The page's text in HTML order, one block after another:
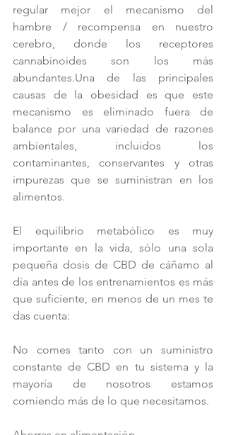
regular mejor el mecanismo del
hambre / recompensa en nuestro
cerebro, donde los receptores
cannabinoides son los más
abundantes.Una de las principales
causas de la obesidad es que este
mecanismo es eliminado fuera de
balance por una variedad de razones
ambientales, incluidos los
contaminantes, conservantes y otras
impurezas que se suministran en los
alimentos.
El equilibrio metabólico es muy
importante en la vida, sólo una sola
pequeña dosis de CBD de cáñamo al
día antes de los entrenamientos es más
que suficiente, en menos de un mes te
das cuenta:
No comes tanto con un suministro
constante de CBD en tu sistema y la
mayoría de nosotros estamos
comiendo más de lo que necesitamos.